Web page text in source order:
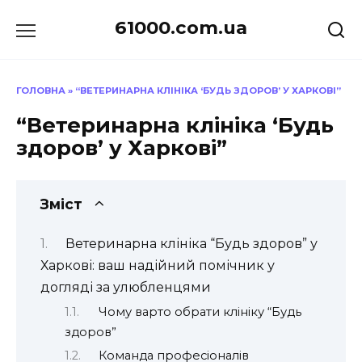
до
61000.com.ua
ГОЛОВНА » “ВЕТЕРИНАРНА КЛІНІКА ‘БУДЬ ЗДОРОВ’ У ХАРКОВІ”
“Ветеринарна клініка ‘Будь
здоров’ у Харкові”
Зміст
Ветеринарна клініка “Будь здоров” у
Харкові: ваш надійний помічник у
догляді за улюбленцями
Чому варто обрати клініку “Будь
здоров”
Команда професіоналів